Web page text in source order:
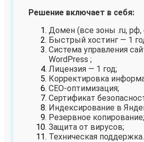
Решение включает в себя:
Домен (все зоны .ru, рф,
Быстрый хостинг — 1
Система управления
WordPress ;
Лицензия — 1 год;
Корректировка
СЕО-оптимизация;
Сертификат
Индексирование в
Резервное копирование;
Защита от вирусов;
Техническая поддержка.